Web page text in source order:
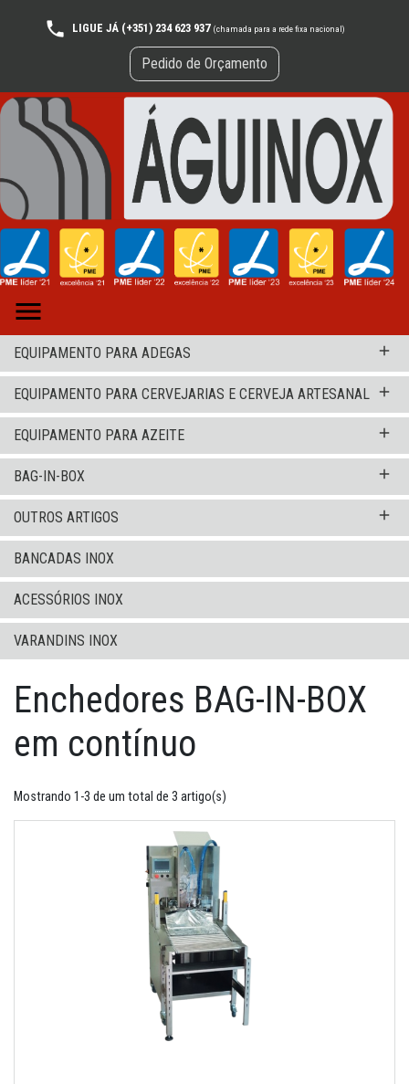
LIGUE JÁ (+351) 234 623 937 (chamada para a rede fixa nacional)
Pedido de Orçamento

EQUIPAMENTO PARA ADEGAS add
EQUIPAMENTO PARA CERVEJARIAS E CERVEJA ARTESANAL add
EQUIPAMENTO PARA AZEITE add
BAG-IN-BOX add
OUTROS ARTIGOS add
BANCADAS INOX
ACESSÓRIOS INOX
VARANDINS INOX
Enchedores BAG-IN-BOX
em contínuo
Mostrando 1-3 de um total de 3 artigo(s)